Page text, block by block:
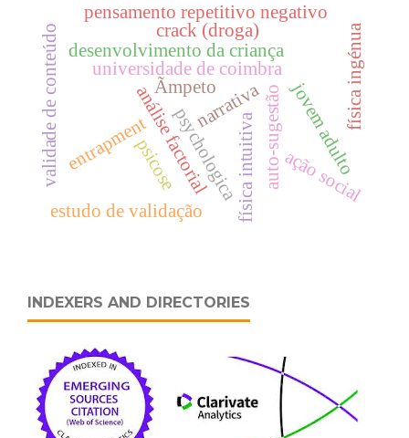
auto-sugestãoação social
universidade de coimbra
psychologica
desenvolvimento da criança
análise factorialnarrativa
entrapment jovem adulto
crack (droga)
validade de conteúdo
estudo de validação
pensamento repetitivo negativo
psicose física intuitiva
física ingénua
Ãmpeto
INDEXERS AND DIRECTORIES